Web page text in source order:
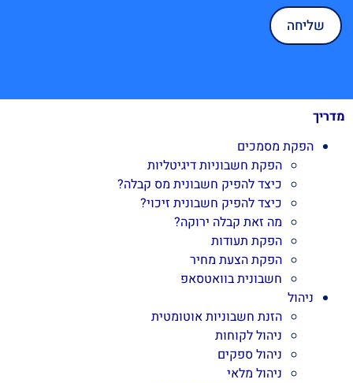
מדריך
הפקת מסמכים
הפקת חשבוניות דיגיטליות
כיצד להפיק חשבונית מס קבלה?
כיצד להפיק חשבונית זיכוי?
מה זאת קבלה ירוקה?
הפקת תעודות
הפקת הצעת מחיר
חשבונית בוואטסאפ
ניהול
הזנת חשבוניות אוטומטית
ניהול לקוחות
ניהול ספקים
ניהול מלאי